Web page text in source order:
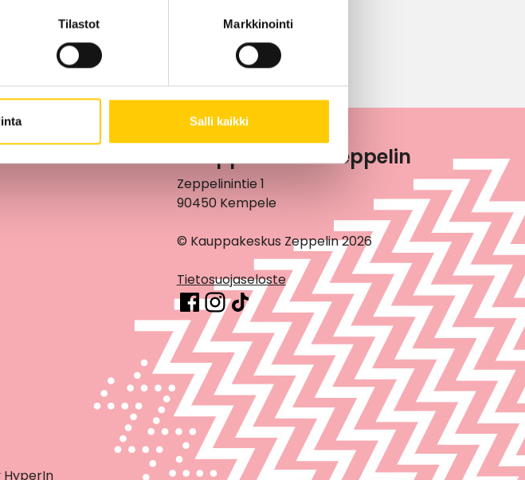
Tilastot Markkinointi
Salli kaikki
Kauppakeskus Zeppelin
Zeppelinintie 1
90450 Kempele
© Kauppakeskus Zeppelin 2026
Tietosuojaseloste
HyperIn